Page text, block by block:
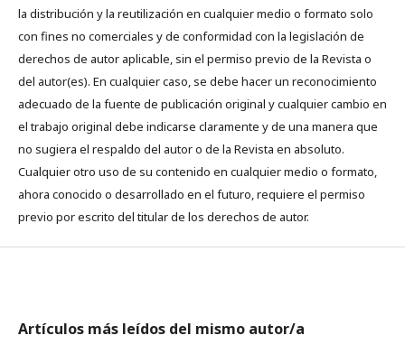
la distribución y la reutilización en cualquier medio o formato solo
con fines no comerciales y de conformidad con la legislación de
derechos de autor aplicable, sin el permiso previo de la Revista o
del autor(es). En cualquier caso, se debe hacer un reconocimiento
adecuado de la fuente de publicación original y cualquier cambio en
el trabajo original debe indicarse claramente y de una manera que
no sugiera el respaldo del autor o de la Revista en absoluto.
Cualquier otro uso de su contenido en cualquier medio o formato,
ahora conocido o desarrollado en el futuro, requiere el permiso
previo por escrito del titular de los derechos de autor.
Artículos más leídos del mismo autor/a